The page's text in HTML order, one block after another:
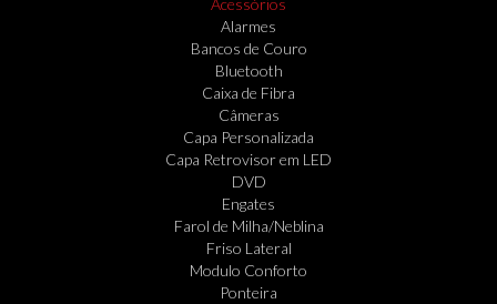
Acessórios
Alarmes
Bancos de Couro
Bluetooth
Caixa de Fibra
Câmeras
Capa Personalizada
Capa Retrovisor em LED
DVD
Engates
Farol de Milha/Neblina
Friso Lateral
Modulo Conforto
Ponteira